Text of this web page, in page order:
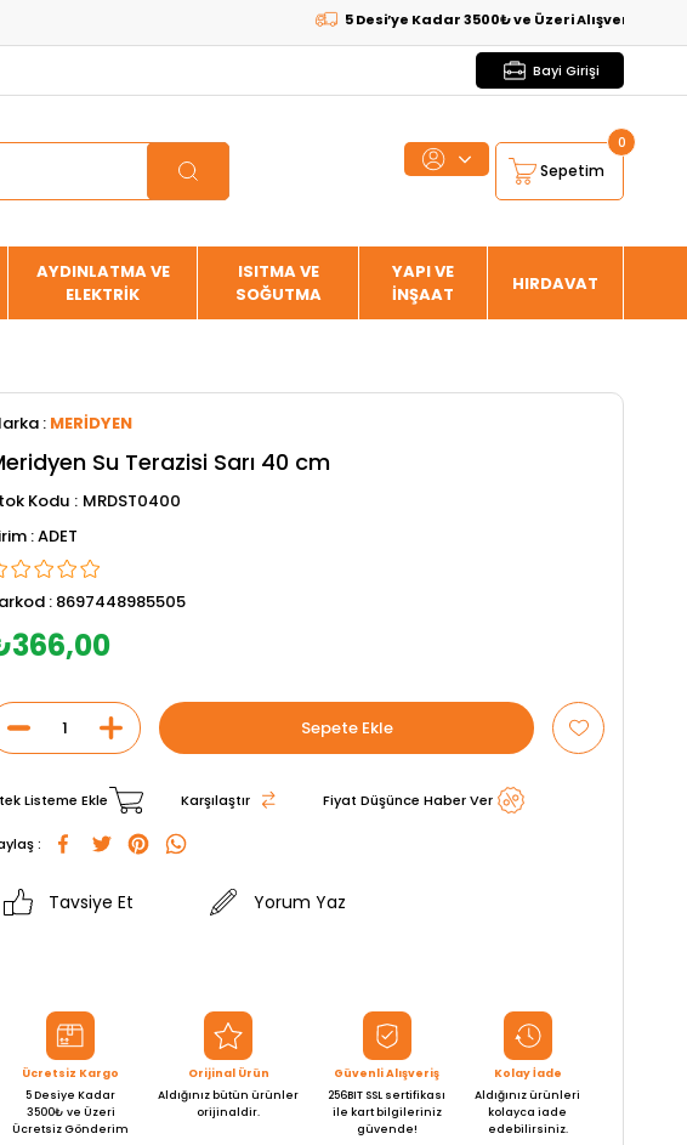
5 Desi’ye Kadar 3500₺ ve Üzeri Alışverişlerde
Bayi Girişi
Sepetim
0
AYDINLATMA VE
ELEKTRİK
ISITMA VE
SOĞUTMA
YAPI VE
İNŞAAT
HIRDAVAT
: MERİDYEN
Su Terazisi Sarı 40 cm
Kodu
MRDST0400
ADET
: 8697448985505
Listeme Ekle Karşılaştır Fiyat Düşünce Haber Ver
:
Tavsiye Et Yorum Yaz
Ücretsiz Kargo
5 Desiye Kadar
3500₺ ve Üzeri
Ücretsiz Gönderim
Orijinal Ürün
Aldığınız bütün ürünler
orijinaldir.
Güvenli Alışveriş
256BIT SSL sertifikası
ile kart bilgileriniz
güvende!
Kolay İade
Aldığınız ürünleri
kolayca iade
edebilirsiniz.